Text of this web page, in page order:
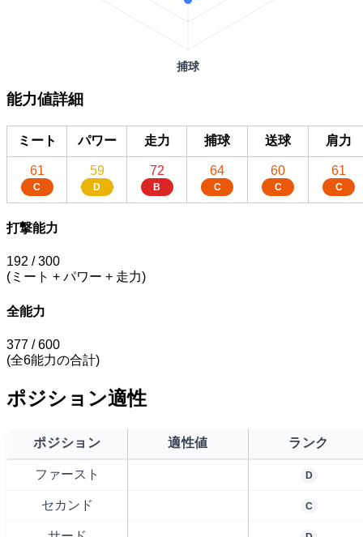
能力値詳細
ミート パワー 走力 捕球 送球 肩力
61
C
59
D
72
B
64
C
60
C
61
C
打撃能力
192 / 300
(ミート + パワー + 走力)
全能力
377 / 600
(全6能力の合計)
ポジション適性
ポジション 適性値 ランク
ファースト D
セカンド C